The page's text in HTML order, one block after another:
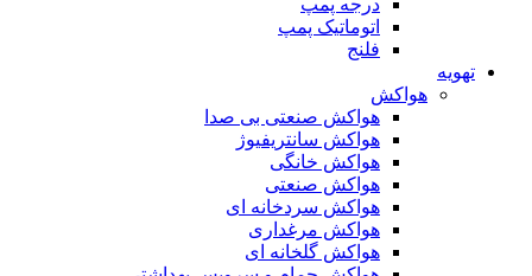
درجه پمپ
اتوماتیک پمپ
فلنج
تهویه
هواکش
هواکش صنعتی بی صدا
هواکش سانتریفیوژ
هواکش خانگی
هواکش صنعتی
هواکش سردخانه ای
هواکش مرغداری
هواکش گلخانه ای